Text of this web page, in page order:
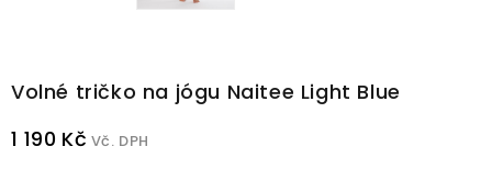
Volné tričko na jógu Naitee Light Blue
1 190 Kč Vč. DPH